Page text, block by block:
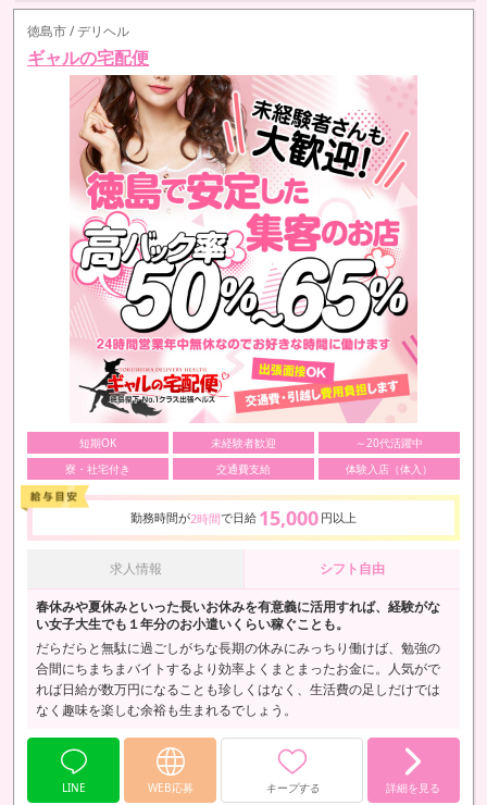
徳島市 / デリヘル
ギャルの宅配便
短期OK 未経験者歓迎
～20代活躍中
寮・社宅付き
交通費支給 体験入店（体入）
勤務時間が2時間で日給 15,000 円以上
求人情報 シフト自由
春休みや夏休みといった長いお休みを有意義に活用すれば、経験がな
い女子大生でも１年分のお小遣いくらい稼ぐことも。
だらだらと無駄に過ごしがちな長期の休みにみっちり働けば、勉強の
合間にちまちまバイトするより効率よくまとまったお金に。人気がで
れば日給が数万円になることも珍しくはなく、生活費の足しだけでは
なく趣味を楽しむ余裕も生まれるでしょう。
LINE WEB応募 キープする 詳細を見る